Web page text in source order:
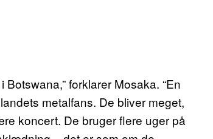
forklarer Mosaka. “En
metalfans. De bliver meget,
koncert. De bruger flere uger på